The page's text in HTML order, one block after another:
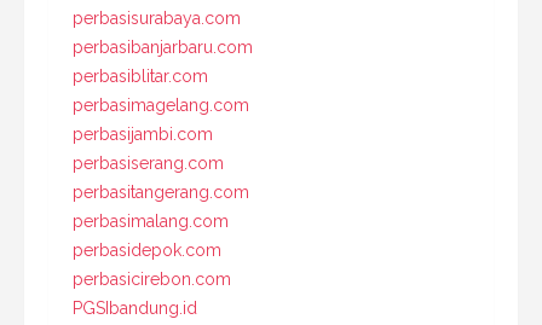
perbasisurabaya.com
perbasibanjarbaru.com
perbasiblitar.com
perbasimagelang.com
perbasijambi.com
perbasiserang.com
perbasitangerang.com
perbasimalang.com
perbasidepok.com
perbasicirebon.com
PGSIbandung.id